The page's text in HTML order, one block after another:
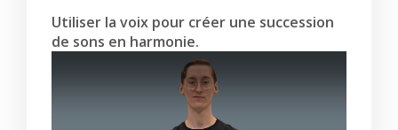
Utiliser la voix pour créer une succession
de sons en harmonie.